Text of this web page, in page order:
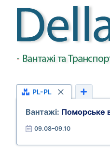
PL-PL
Вантажі: Поморське
09.08–09.10